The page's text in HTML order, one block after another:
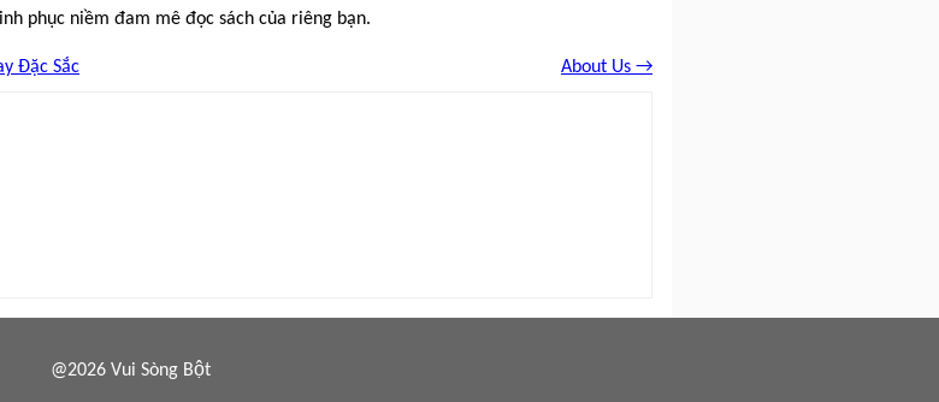
phục niềm đam mê đọc sách của riêng bạn.
Đặc Sắc About Us →
@2026 Vui Sòng Bột